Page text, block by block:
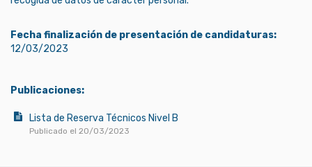
Fecha finalización de presentación de candidaturas:
12/03/2023
Publicaciones:
Lista de Reserva Técnicos Nivel B
Publicado el 20/03/2023